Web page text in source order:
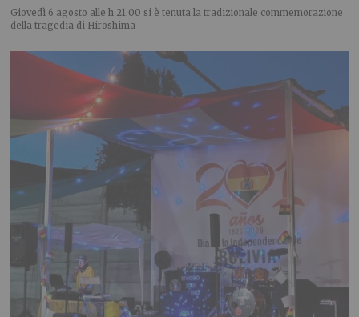
Giovedì 6 agosto alle h 21.00 si è tenuta la tradizionale commemorazione
della tragedia di Hiroshima